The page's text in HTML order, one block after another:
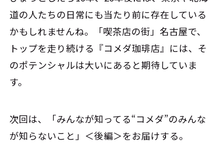
道の人たちの日常にも当たり前に存在している
かもしれませんね。「喫茶店の街」名古屋で、
トップを走り続ける『コメダ珈琲店』には、そ
のポテンシャルは大いにあると期待していま
す。
次回は、「みんなが知ってる“コメダ”のみんな
が知らないこと」＜後編＞をお届けする。